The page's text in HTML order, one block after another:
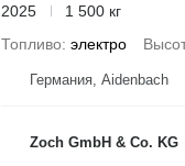
2025
1 500 кг
Топливо электро
Германия, Aidenbach
Zoch GmbH & Co. KG